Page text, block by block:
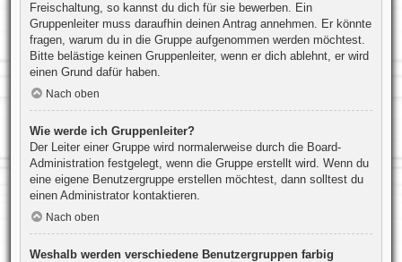
Freischaltung, so kannst du dich für sie bewerben. Ein
Gruppenleiter muss daraufhin deinen Antrag annehmen. Er könnte
fragen, warum du in die Gruppe aufgenommen werden möchtest.
Bitte belästige keinen Gruppenleiter, wenn er dich ablehnt, er wird
einen Grund dafür haben.
Nach oben
Wie werde ich Gruppenleiter?
Der Leiter einer Gruppe wird normalerweise durch die Board-
Administration festgelegt, wenn die Gruppe erstellt wird. Wenn du
eine eigene Benutzergruppe erstellen möchtest, dann solltest du
einen Administrator kontaktieren.
Nach oben
Weshalb werden verschiedene Benutzergruppen farbig